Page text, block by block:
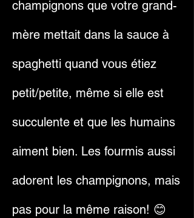
champignons que votre grand-
mère mettait dans la sauce à
spaghetti quand vous étiez
petit/petite, même si elle est
succulente et que les humains
aiment bien. Les fourmis aussi
adorent les champignons, mais
pas pour la même raison! 😊